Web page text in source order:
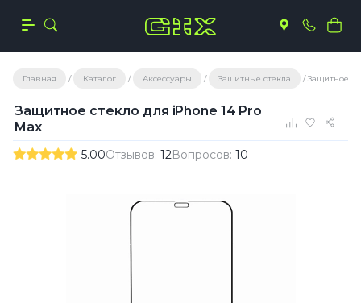
Главная Каталог Аксессуары Защитные стекла Защитное
Защитное стекло для iPhone 14 Pro
Max
5.00Отзывов: 12Вопросов: 10